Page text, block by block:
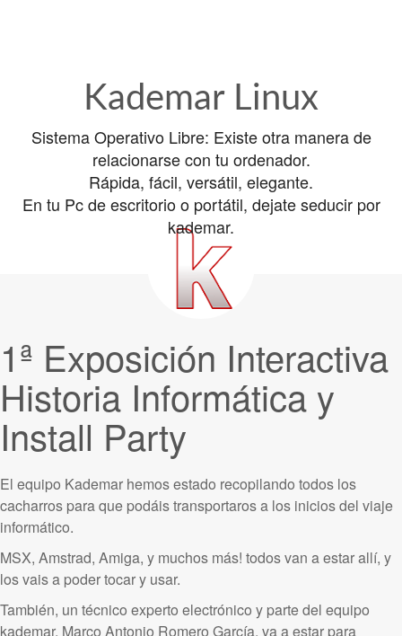
Kademar Linux
Sistema Operativo Libre: Existe otra manera de
relacionarse con tu ordenador.
Rápida, fácil, versátil, elegante.
En tu Pc de escritorio o portátil, dejate seducir por
kademar.
1ª Exposición Interactiva
Historia Informática y
Install Party
El equipo Kademar hemos estado recopilando todos los
cacharros para que podáis transportaros a los inicios del viaje
informático.
MSX, Amstrad, Amiga, y muchos más! todos van a estar allí, y
los vais a poder tocar y usar.
También, un técnico experto electrónico y parte del equipo
kademar, Marco Antonio Romero García, va a estar para